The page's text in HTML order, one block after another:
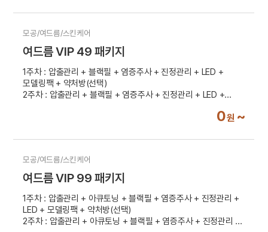
모공/여드름/스킨케어
여드름 VIP 49 패키지
1주차 : 압출관리 + 블랙필 + 염증주사 + 진정관리 + LED +
모델링팩 + 약처방(선택)
2주차 : 압출관리 + 블랙필 + 염증주사 + 진정관리 + LED +
3주차 : 압출관리 + 블랙필 + 염증주사 + 진정관리 + LED +
4주차 : 압출관리 + 블랙필 + 염증주사 + 진정관리 + LED +
0원 ~
모공/여드름/스킨케어
여드름 VIP 99 패키지
1주차 : 압출관리 + 아큐토닝 + 블랙필 + 염증주사 + 진정관리 +
LED + 모델링팩 + 약처방(선택)
2주차 : 압출관리 + 아큐토닝 + 블랙필 + 염증주사 + 진정관리 +